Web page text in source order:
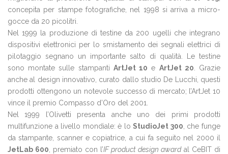
concepita per stampe fotografiche, nel 1998 si arriva a micro-
gocce da 20 picolitri.
Nel 1999 la produzione di testine da 200 ugelli che integrano
dispositivi elettronici per lo smistamento dei segnali elettrici di
pilotaggio segnano un importante salto di qualità. Le testine
sono montate sulle stampanti ArtJet 10 e ArtJet 20 . Grazie
anche al design innovativo, curato dallo studio De Lucchi, questi
prodotti ottengono un notevole successo di mercato; l’ArtJet 10
vince il premio Compasso d’Oro del 2001.
Nel 1999 l’Olivetti presenta anche uno dei primi prodotti
multifunzione a livello mondiale: è loStudioJet 300 , che funge
da stampante, scanner e copiatrice, a cui fa seguito nel 2000 il
JetLab 600 , premiato con l’IF product design awardal CeBIT di